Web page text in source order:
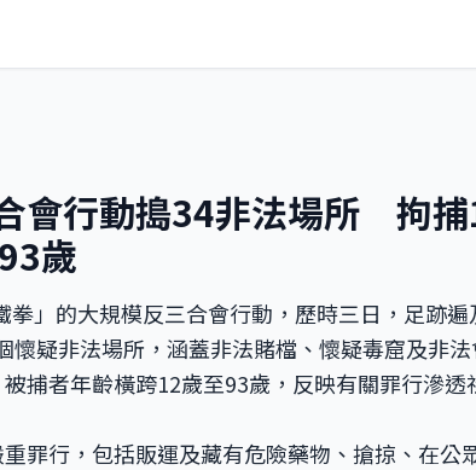
會行動搗34非法場所 拘
歲
拳」的大規模反三合會行動，歷時三日，足跡
懷疑非法場所，涵蓋非法賭檔、懷疑毒窟及非
捕者年齡橫跨12歲至93歲，反映有關罪行滲透
罪行，包括販運及藏有危險藥物、搶掠、在公